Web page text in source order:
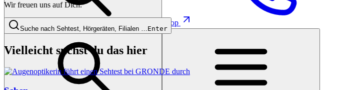
Shop
Wir freuen uns auf Dich.
Suche nach Sehtest, Hörgeräten, Filialen …Enter
Vielleicht suchst du das hier